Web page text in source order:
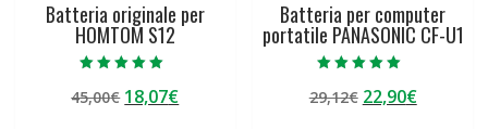
Batteria originale per
HOMTOM S12
5.00
su 5
45,00€ Il
18,07€Il
Batteria per computer
portatile PANASONIC CF-U1
5.00
su 5
29,12€ Il
22,90€Il